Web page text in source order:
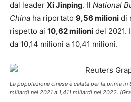
dal leader Xi Jinping. Il National
China ha riportato 9,56 milioni di
rispetto ai 10,62 milioni del 2021.
da 10,14 milioni a 10,41 milioni.
La popolazione cinese è calata per la prima in
miliardi nel 2021 a 1,411 miliardi nel 2022.